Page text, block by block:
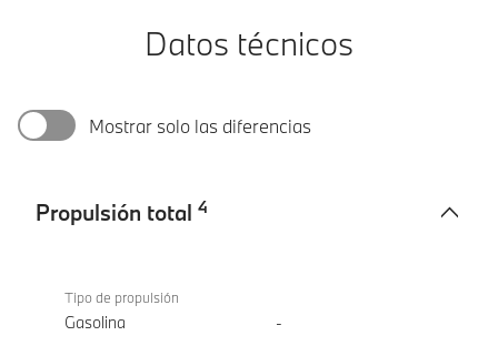
Datos técnicos
Mostrar solo las diferencias
Propulsión total 4
totalsDrive18i
Tipo de propulsión
Gasolina -